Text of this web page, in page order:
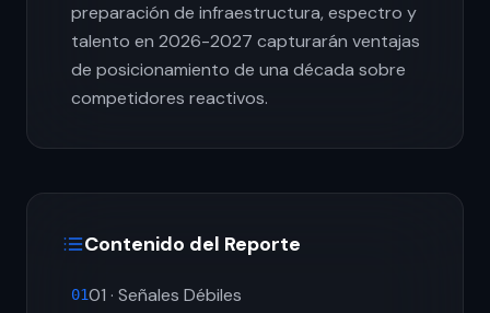
preparación de infraestructura, espectro y
talento en 2026-2027 capturarán ventajas
de posicionamiento de una década sobre
competidores reactivos.
Contenido del Reporte
0101 · Señales Débiles